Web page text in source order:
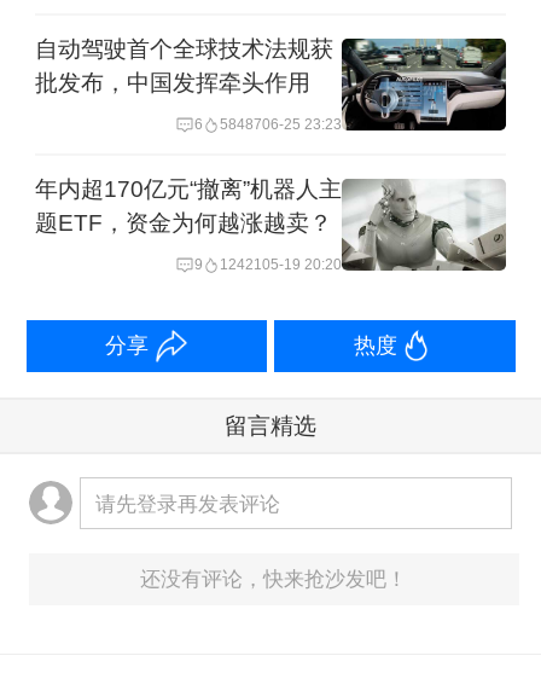
自动驾驶首个全球技术法规获
批发布，中国发挥牵头作用
6 5848706-25 23:23
年内超170亿元“撤离”机器人主
题ETF，资金为何越涨越卖？
9 1242105-19 20:20
分享 热度
留言精选
请先登录再发表评论
还没有评论，快来抢沙发吧！